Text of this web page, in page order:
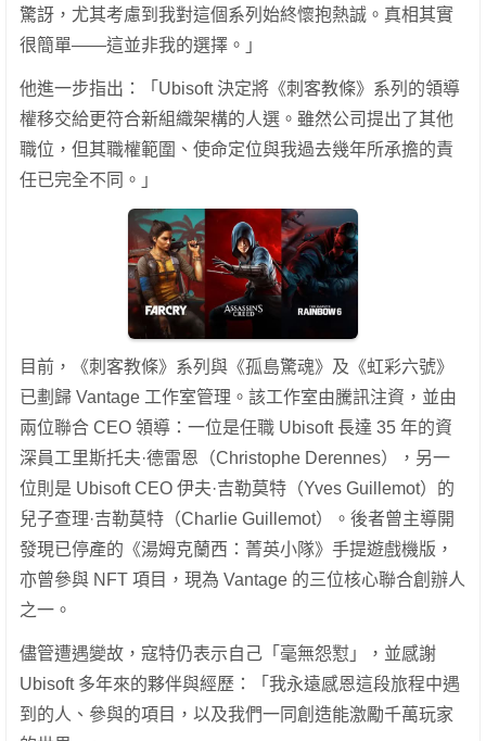
驚訝，尤其考慮到我對這個系列始終懷抱熱誠。真相其實
很簡單——這並非我的選擇。」
他進一步指出：「Ubisoft 決定將《刺客教條》系列的領導
權移交給更符合新組織架構的人選。雖然公司提出了其他
職位，但其職權範圍、使命定位與我過去幾年所承擔的責
任已完全不同。」
目前，《刺客教條》系列與《孤島驚魂》及《虹彩六號》
已劃歸 Vantage 工作室管理。該工作室由騰訊注資，並由
兩位聯合 CEO 領導：一位是任職 Ubisoft 長達 35 年的資
深員工里斯托夫·德雷恩（Christophe Derennes），另一
位則是 Ubisoft CEO 伊夫·吉勒莫特（Yves Guillemot）的
兒子查理·吉勒莫特（Charlie Guillemot）。後者曾主導開
發現已停產的《湯姆克蘭西：菁英小隊》手提遊戲機版，
亦曾參與 NFT 項目，現為 Vantage 的三位核心聯合創辦人
之一。
儘管遭遇變故，寇特仍表示自己「毫無怨懟」，並感謝
Ubisoft 多年來的夥伴與經歷：「我永遠感恩這段旅程中遇
到的人、參與的項目，以及我們一同創造能激勵千萬玩家